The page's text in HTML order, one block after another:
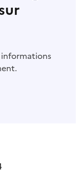
informations